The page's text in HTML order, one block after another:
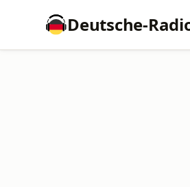
Deutsche-